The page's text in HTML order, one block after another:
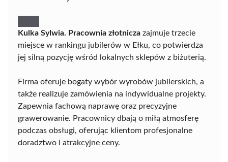
Kulka Sylwia. Pracownia złotnicza zajmuje trzecie
miejsce w rankingu jubilerów w Ełku, co potwierdza
jej silną pozycję wśród lokalnych sklepów z biżuterią.
Firma oferuje bogaty wybór wyrobów jubilerskich, a
także realizuje zamówienia na indywidualne projekty.
Zapewnia fachową naprawę oraz precyzyjne
grawerowanie. Pracownicy dbają o miłą atmosferę
podczas obsługi, oferując klientom profesjonalne
doradztwo i atrakcyjne ceny.